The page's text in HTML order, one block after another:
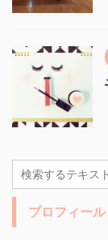
プロフィール